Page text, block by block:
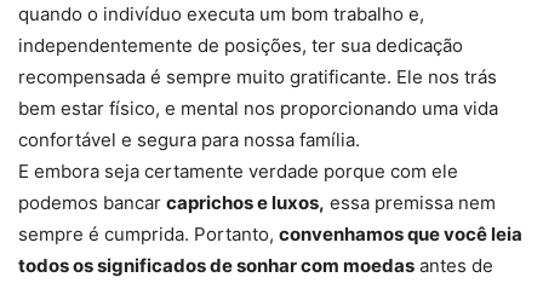
quando o indivíduo executa um bom trabalho e,
independentemente de posições, ter sua dedicação
recompensada é sempre muito gratificante. Ele nos trás
bem estar físico, e mental nos proporcionando uma vida
confortável e segura para nossa família.
E embora seja certamente verdade porque com ele
podemos bancar caprichos e luxos, essa premissa nem
sempre é cumprida. Portanto, convenhamos que você leia
todos os significados de sonhar com moedas antes de